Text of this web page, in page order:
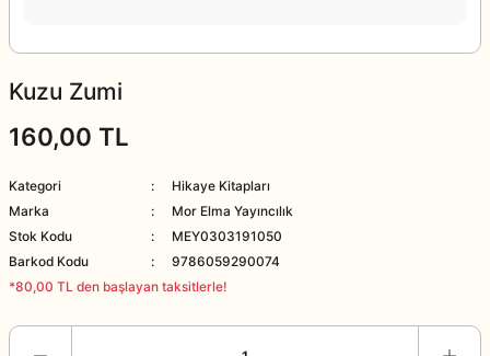
Kuzu Zumi
160,00 TL
Kategori
Hikaye Kitapları
Marka
Mor Elma Yayıncılık
Stok Kodu
MEY0303191050
Barkod Kodu
9786059290074
*80,00 TL den başlayan taksitlerle!